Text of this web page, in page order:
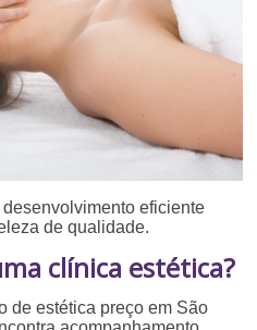
eficiente
de qualidade.
clínica estética?
de estética preço em São